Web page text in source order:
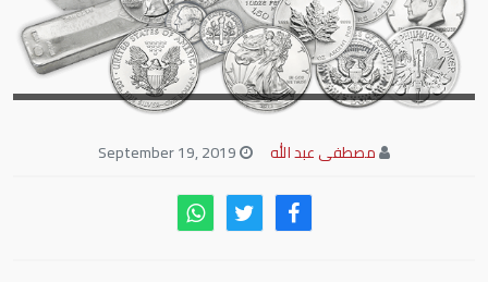
مصطفى عبد الله